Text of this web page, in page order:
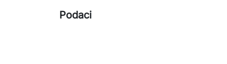
Podaci